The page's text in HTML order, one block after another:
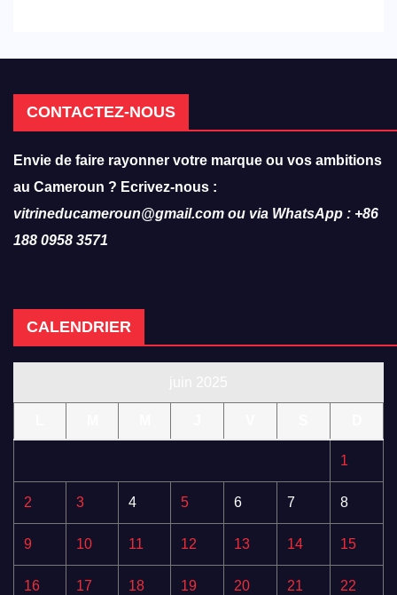
CONTACTEZ-NOUS
Envie de faire rayonner votre marque ou vos ambitions
au Cameroun ? Ecrivez-nous :
vitrineducameroun@gmail.com ou via WhatsApp : +86
188 0958 3571
CALENDRIER
1
2 3 4 5 6 7 8
9 10 11 12 13 14 15
16 17 18 19 20 21 22